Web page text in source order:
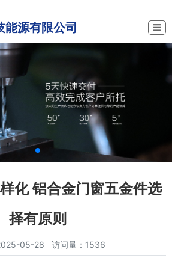
源有限公司 ☰
化 铝合金门窗五金件选
择有原则
05-28 访问量：1536